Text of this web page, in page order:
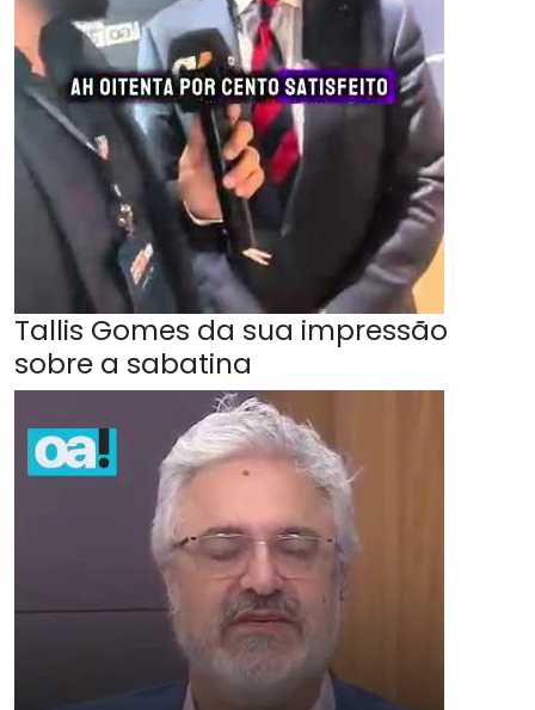
Tallis Gomes da sua impressão
sobre a sabatina